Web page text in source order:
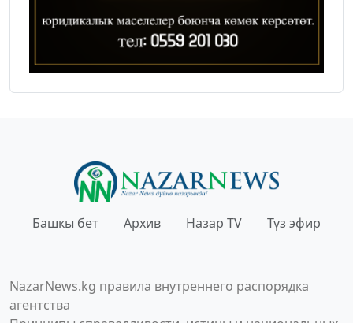
Башкы бет Архив Назар TV Түз эфир
NazarNews.kg правила внутреннего распорядка
агентства